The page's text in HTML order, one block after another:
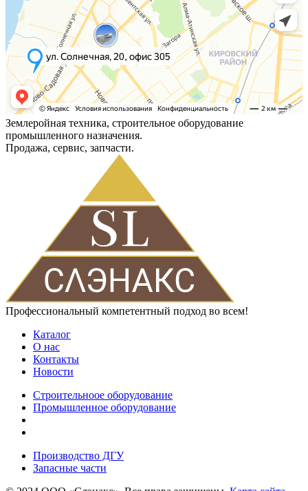
Землеройная техника, строительное оборудование
промышленного назначения.
Продажа, сервис, запчасти.
Профессиональный компетентный подход во всем!
Каталог
О нас
Контакты
Новости
Строительноое оборудование
Промышленное оборудование
Производство ДГУ
Запасные части